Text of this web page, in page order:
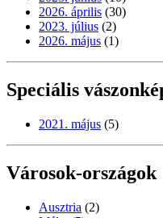
2026. április (30)
2023. július (2)
2026. május (1)
Speciális
2021. május (5)
Városok-országok
Ausztria (2)